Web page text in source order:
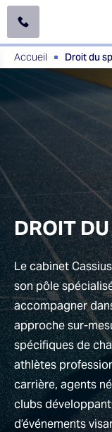
e
d
r
m
e
n
a
u
c
o
n
t
e
n
u
Accueil Droit du
DROIT
Le cabinet
son pôle
accompagner
approche sur-
spécifiques de
athlètes
carrière, agents
clubs
d’événements